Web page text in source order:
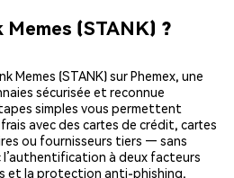
(STANK) ?
Memes (STANK) sur Phemex, une
sécurisée et reconnue
simples vous permettent
avec des cartes de crédit, cartes
ou fournisseurs tiers — sans
l’authentification à deux facteurs
et la protection anti-phishing,